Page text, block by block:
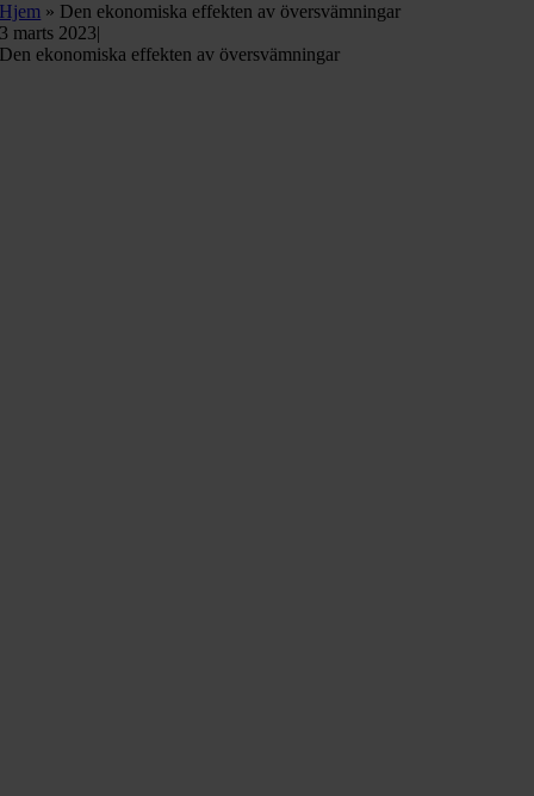
Hjem » Den ekonomiska effekten av översvämningar
3 marts 2023|
Den ekonomiska effekten av översvämningar